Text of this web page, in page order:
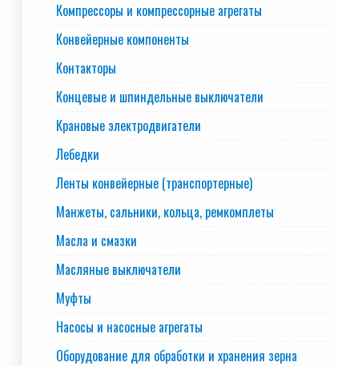
Компрессоры и компрессорные агрегаты
Конвейерные компоненты
Контакторы
Концевые и шпиндельные выключатели
Крановые электродвигатели
Лебедки
Ленты конвейерные (транспортерные)
Манжеты, сальники, кольца, ремкомплеты
Масла и смазки
Масляные выключатели
Муфты
Насосы и насосные агрегаты
Оборудование для обработки и хранения зерна